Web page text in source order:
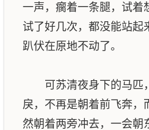
一声，瘸着一条腿，试着
试了好几次，都没能站起
趴伏在原地不动了。
可苏清夜身下的马匹
戾，不再是朝着前飞奔，
然朝着两旁冲去，一会朝